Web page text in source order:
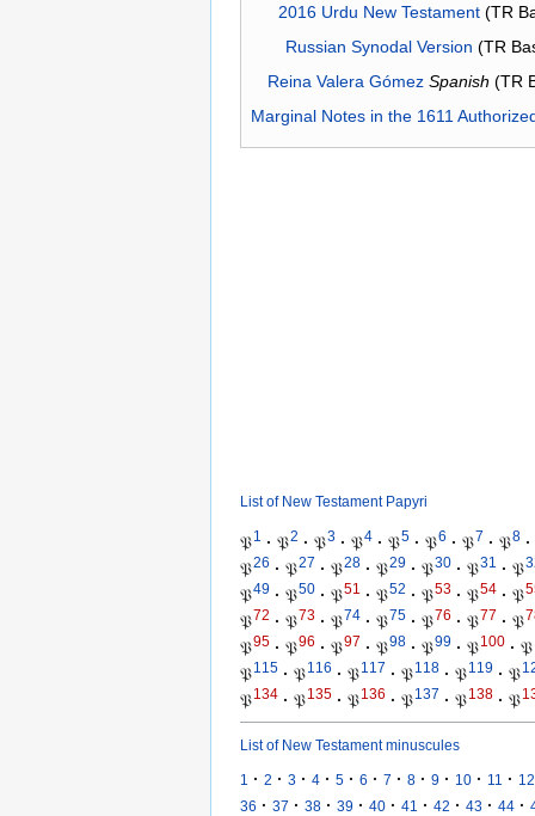
2016 Urdu New Testament(TR
Russian Synodal Version (TR
Reina Valera Gómez Spanish (TR
Marginal Notes in the 1611
List of New Testament Papyri
𝔓1 · 𝔓2 · 𝔓3 · 𝔓4 · 𝔓5 · 𝔓6 · 𝔓7 · 𝔓8 ·
𝔓26 · 𝔓27 · 𝔓28 · 𝔓29 · 𝔓30 · 𝔓31 · 𝔓
𝔓49 · 𝔓50 · 𝔓51 · 𝔓52 · 𝔓53 · 𝔓54 · 𝔓
𝔓72 · 𝔓73 · 𝔓74 · 𝔓75 · 𝔓76 · 𝔓77 · 𝔓
𝔓95 · 𝔓96 · 𝔓97 · 𝔓98 · 𝔓99 · 𝔓100 · 𝔓
𝔓115 · 𝔓116 · 𝔓117 · 𝔓118 · 𝔓119 · 𝔓
𝔓134 · 𝔓135 · 𝔓136 · 𝔓137 · 𝔓138 · 𝔓
List of New Testament minuscules
1 · 2 · 3 · 4 · 5 · 6 · 7 · 8 · 9 · 10 · 11 · 12
36 · 37 · 38 · 39 · 40 · 41 · 42 · 43 · 44 ·